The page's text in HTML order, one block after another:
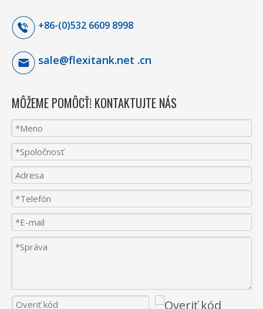
+86-(0)532 6609 8998
sale@flexitank.net .cn
MÔŽEME POMÔCŤ! KONTAKTUJTE NÁS